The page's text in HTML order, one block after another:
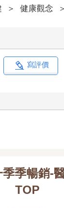
＞ 健康觀念 ＞
寫評價
季暢銷-
TOP